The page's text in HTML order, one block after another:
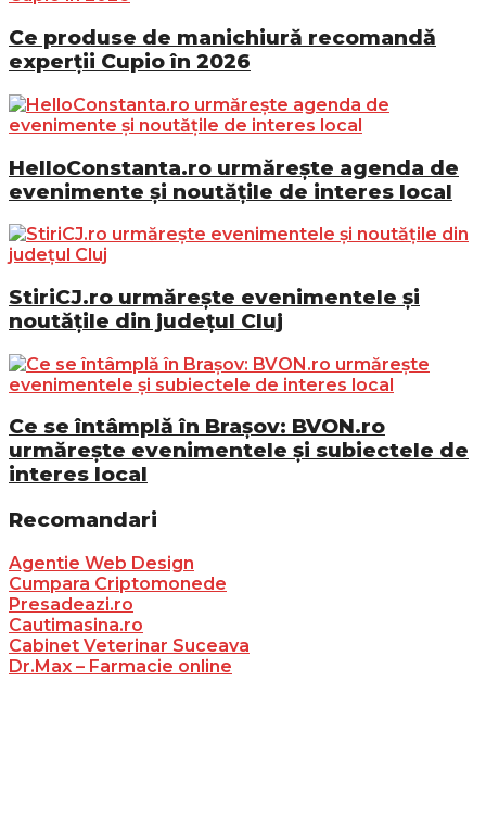
Ce produse de manichiură recomandă
experții Cupio în 2026
HelloConstanta.ro urmărește agenda de
evenimente și noutățile de interes local
StiriCJ.ro urmărește evenimentele și
noutățile din județul Cluj
Ce se întâmplă în Brașov: BVON.ro
urmărește evenimentele și subiectele de
interes local
Recomandari
Agentie Web Design
Cumpara Criptomonede
Presadeazi.ro
Cautimasina.ro
Cabinet Veterinar Suceava
Dr.Max – Farmacie online